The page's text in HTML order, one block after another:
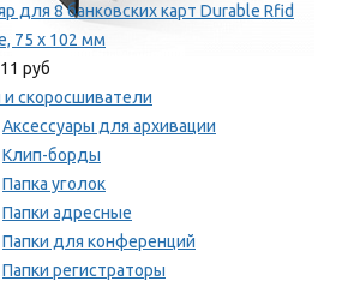
для 8 банковских карт Durable Rfid
75 х 102 мм
руб
и скоросшиватели
Аксессуары для архивации
Клип-борды
Папка уголок
Папки адресные
Папки для конференций
Папки регистраторы